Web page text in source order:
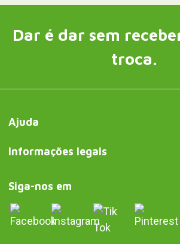
Dar é dar sem
troca.
Ajuda
Informações legais
Siga-nos em